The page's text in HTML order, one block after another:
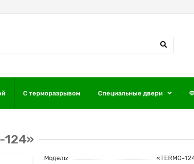
С терморазрывом Специальные двери
124»
Модель:
«TERMO-